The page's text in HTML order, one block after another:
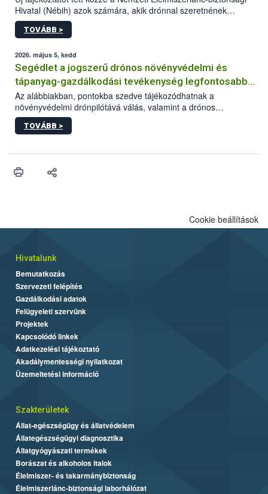
Hivatal (Nébih) azok számára, akik drónnal szeretnének
növényvédelmi vagy tápanyag-gazdálkodási tevékenységet
végezni Magyarországon. Az összefoglaló részletesen
műszaki és hatósági feltételek.
TOVÁBB >
2026. május 5, kedd
Segédlet a jogszerű drónos növényvédelmi és
tápanyag-gazdálkodási tevékenység legfontosabb
feltételeiről
Az alábbiakban, pontokba szedve tájékozódhatnak a
növényvédelmi drónpilótává válás, valamint a drónos
növényvédelmi és tápanyag-gazdálkodási tevékenység
végzésének legfontosabb feltételeiről*.
TOVÁBB >
Cookie beállítások
Hivatalunk
Bemutatkozás
Szervezeti felépítés
Gazdálkodási adatok
Felügyeleti szervünk
Projektek
Kapcsolódó linkek
Adatkezelési tájékoztató
Akadálymentességi nyilatkozat
Üzemeltetési információ
Szakterületek
Állat-egészségügy és állatvédelem
Állategészségügyi diagnosztika
Állatgyógyászati termékek
Borászat és alkoholos italok
Élelmiszer- és takarmánybiztonság
Élelmiszerlánc-biztonsági laborhálózat